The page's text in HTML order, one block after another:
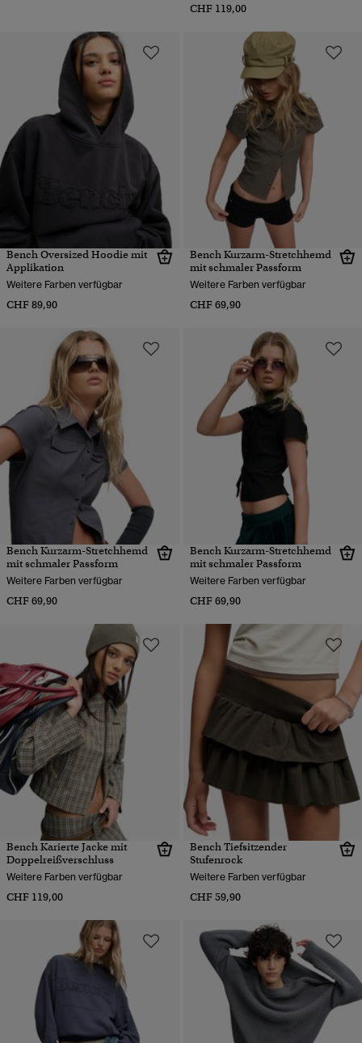
CHF 119,00
Bench Oversized Hoodie mit
Applikation
Weitere Farben verfügbar
CHF 89,90
Bench Kurzarm-Stretchhemd
mit schmaler Passform
Weitere Farben verfügbar
CHF 69,90
Bench Kurzarm-Stretchhemd
mit schmaler Passform
Weitere Farben verfügbar
CHF 69,90
Bench Kurzarm-Stretchhemd
mit schmaler Passform
Weitere Farben verfügbar
CHF 69,90
Bench Karierte Jacke mit
Doppelreißverschluss
Weitere Farben verfügbar
CHF 119,00
Bench Tiefsitzender
Stufenrock
Weitere Farben verfügbar
CHF 59,90